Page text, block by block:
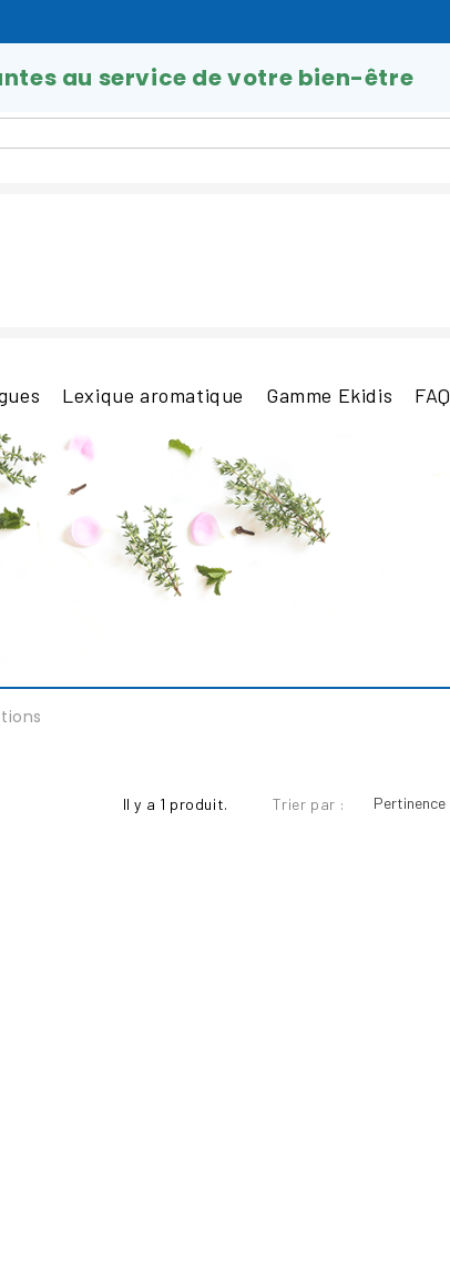
au service de votre bien-être
Lexique aromatique Gamme Ekidis FAQ
Il y a 1 produit. Trier par : Pertinence